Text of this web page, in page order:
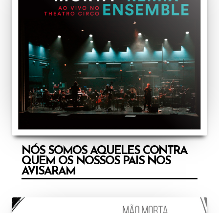
NÓS SOMOS AQUELES CONTRA
QUEM OS NOSSOS PAIS NOS
AVISARAM